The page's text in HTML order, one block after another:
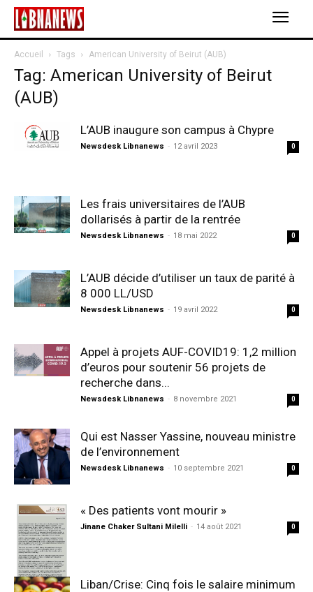
Accueil Tags American University of Beirut (AUB)
Tag: American University of Beirut
(AUB)
L’AUB inaugure son campus à Chypre
Newsdesk Libnanews - 12 avril 2023 0
Les frais universitaires de l’AUB
dollarisés à partir de la rentrée
Newsdesk Libnanews - 18 mai 2022 0
L’AUB décide d’utiliser un taux de parité à
8 000 LL/USD
Newsdesk Libnanews - 19 avril 2022 0
Appel à projets AUF-COVID19: 1,2 million
d’euros pour soutenir 56 projets de
recherche dans...
Newsdesk Libnanews - 8 novembre 2021 0
Qui est Nasser Yassine, nouveau ministre
de l’environnement
Newsdesk Libnanews - 10 septembre 2021 0
« Des patients vont mourir »
Jinane Chaker Sultani Milelli - 14 août 2021 0
Liban/Crise: Cinq fois le salaire minimum